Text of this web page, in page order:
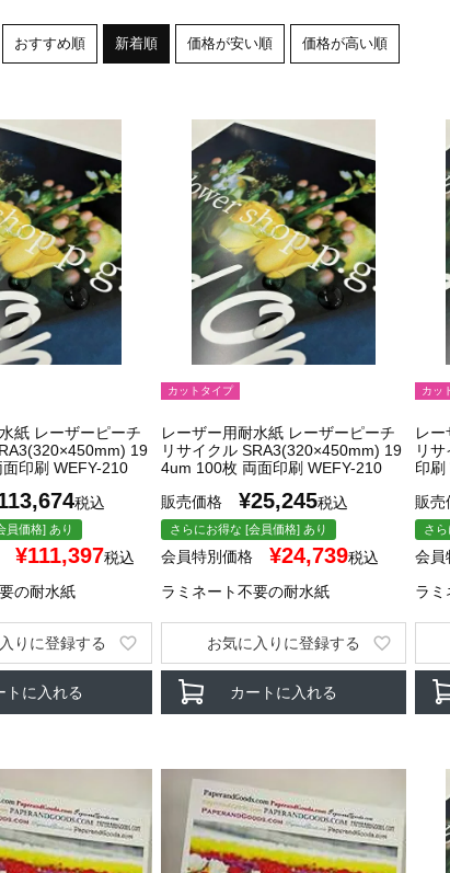
おすすめ順 新着順 価格が安い順 価格が高い順
紙 レーザーピーチ
19
印刷 WEFY-210
税込
員価格] あり
¥111,397税込
の耐水紙
トに入れる
りに登録する
カットタイプ
レーザー用耐水紙 レーザーピーチ
リサイクル SRA3(320×450mm) 19
4um 100枚 両面印刷 WEFY-210
販売価格
¥25,245税込
さらにお得な [会員価格] あり
会員特別価格 ¥24,739税込
ラミネート不要の耐水紙
カートに入れる
お気に入りに登録する
カッ
レ
リ
印刷
販売
さ
会員
ラミ